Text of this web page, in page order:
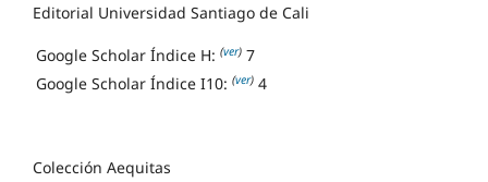
Editorial Universidad Santiago de Cali
Google Scholar Índice H: (ver) 7
Google Scholar Índice I10: (ver) 4
Colección Aequitas